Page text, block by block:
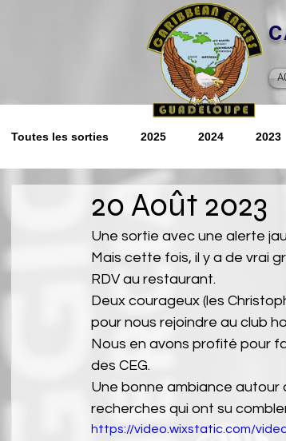
Toutes les sorties 2025 2024 2023
2013 2012 Souvenirs
20 Août 2023
Une sortie avec une alerte
Mais cette fois, il y a de vrai
RDV au restaurant.
Deux courageux (les
pour nous rejoindre au club
Nous en avons profité pour
des CEG.
Une bonne ambiance autour
recherches qui ont su
https://video.wixstatic.com/